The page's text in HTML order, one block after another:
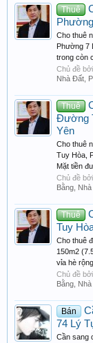
Thuê
Cho thuê
Phường 7
trong còn
Chủ đề
Nhà Đất,
Thuê
Đường
Yên
Cho thuê
Tuy Hòa,
Mặt tiền
Chủ đề
Bằng,
Thuê
Tuy
Cho thuê
150m2
vỉa hè
Chủ đề
Bằng,
Bán
74 Lý
Cần sang